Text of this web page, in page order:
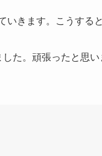
いきます。こうする
た。頑張ったと思い